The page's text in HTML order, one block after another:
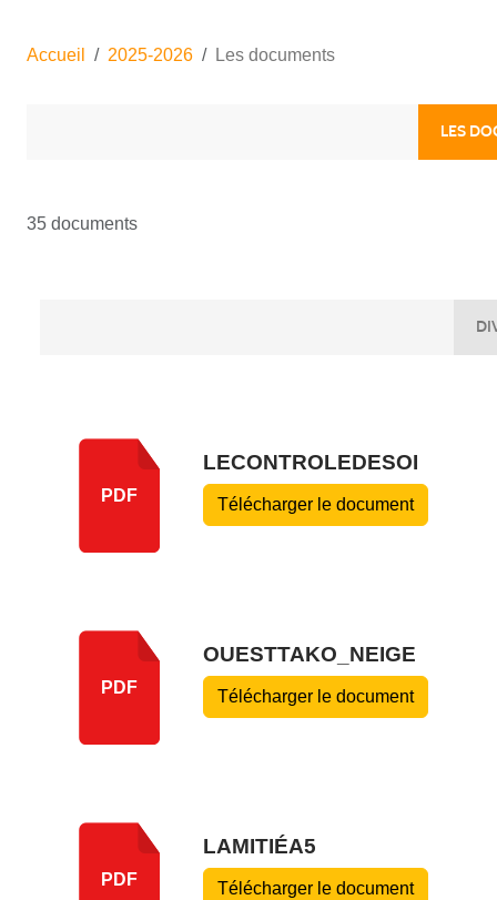
Accueil 2025-2026 Les documents
LES
35 documents
PDF
LECONTROLEDESOI
Télécharger le document
PDF
OUESTTAKO_NEIGE
Télécharger le document
PDF
LAMITIÉA5
Télécharger le document